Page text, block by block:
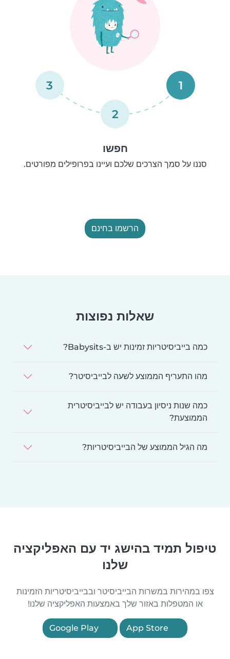
1
2
3
חפשו
סננו על סמך הצרכים שלכם ועיינו בפרופילים מפורטים.
הרשמו בחינם
שאלות נפוצות
כמה בייביסיטריות זמינות יש ב-Babysits?
מהו התעריף הממוצע לשעה לבייביסיטר?
כמה שנות ניסיון בעבודה יש לבייביסיטרית
הממוצעת?
מה הגיל הממוצע של הבייביסיטריות?
טיפול תמיד בהישג יד עם האפליקציה
שלנו
צפו במהירות במשרות הבייביסיטר ובבייביסיטריות הזמינות
או המטפלות באזור שלך באמצעות האפליקציה שלנו!